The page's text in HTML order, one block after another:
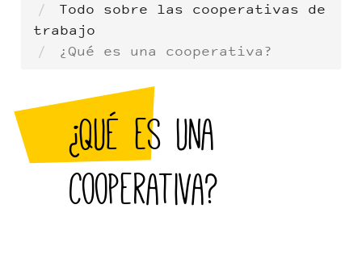
Todo sobre las cooperativas de
trabajo
¿Qué es una cooperativa?
¿Qué es una
cooperativa?